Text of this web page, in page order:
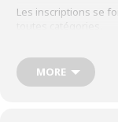
Les inscriptions se
25 73 80
MORE